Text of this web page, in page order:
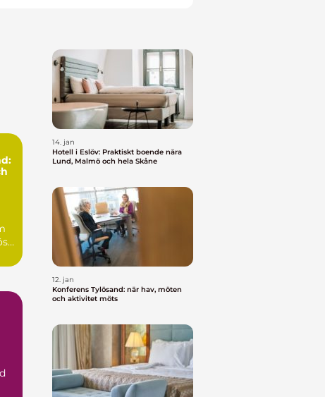
14. jan
Hotell i Eslöv: Praktiskt boende nära
Lund, Malmö och hela Skåne
12. jan
Konferens Tylösand: när hav, möten
och aktivitet möts